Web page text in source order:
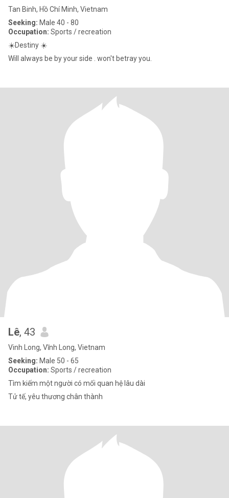
Tan Binh, Hồ Chí Minh, Vietnam
Seeking: Male 40 - 80
Occupation: Sports / recreation
☀️Destiny ☀️
Will always be by your side . won't betray you.
Lê, 43
Vinh Long, Vĩnh Long, Vietnam
Seeking: Male 50 - 65
Occupation: Sports / recreation
Tìm kiếm một người có mối quan hệ lâu dài
Tử tế, yêu thương chân thành